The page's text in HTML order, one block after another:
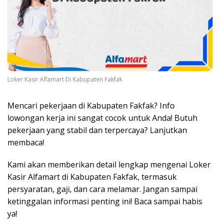
Loker Kasir Alfamart Di Kabupaten Fakfak
Mencari pekerjaan di Kabupaten Fakfak? Info
lowongan kerja ini sangat cocok untuk Anda! Butuh
pekerjaan yang stabil dan terpercaya? Lanjutkan
membaca!
Kami akan memberikan detail lengkap mengenai Loker
Kasir Alfamart di Kabupaten Fakfak, termasuk
persyaratan, gaji, dan cara melamar. Jangan sampai
ketinggalan informasi penting ini! Baca sampai habis
ya!